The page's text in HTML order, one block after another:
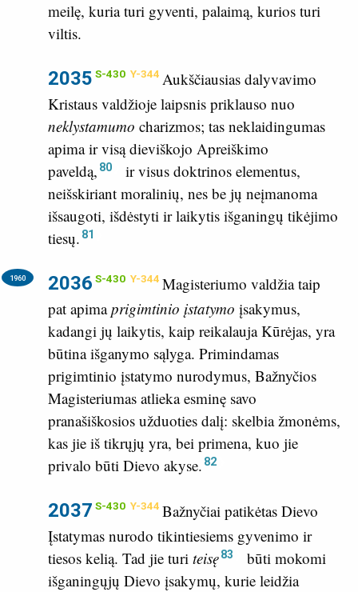
meilę, kuria turi gyventi, palaimą, kurios turi
viltis.
2035 S-430 Y-344 Aukščiausias dalyvavimo
Kristaus valdžioje laipsnis priklauso nuo
neklystamumo charizmos; tas neklaidingumas
apima ir visą dieviškojo Apreiškimo
paveldą, 80
ir visus doktrinos elementus,
neišskiriant moralinių, nes be jų neįmanoma
išsaugoti, išdėstyti ir laikytis išganingų tikėjimo
tiesų. 81
2036 S-430 Y-344
1960
Magisteriumo valdžia taip
pat apimaprigimtinio įstatymo įsakymus,
kadangi jų laikytis, kaip reikalauja Kūrėjas, yra
būtina išganymo sąlyga. Primindamas
prigimtinio įstatymo nurodymus, Bažnyčios
Magisteriumas atlieka esminę savo
pranašiškosios užduoties dalį: skelbia žmonėms,
kas jie iš tikrųjų yra, bei primena, kuo jie
privalo būti Dievo akyse. 82
2037 S-430 Y-344 Bažnyčiai patikėtas Dievo
Įstatymas nurodo tikintiesiems gyvenimo ir
tiesos kelią. Tad jie turi teisę83
būti mokomi
išganingųjų Dievo įsakymų, kurie leidžia